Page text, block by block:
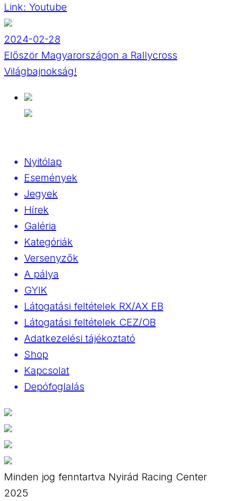
Link: Youtube
2024-02-28
Először Magyarországon a Rallycross
Világbajnokság!
Nyitólap
Események
Jegyek
Hírek
Galéria
Kategóriák
Versenyzők
A pálya
GYIK
Látogatási feltételek RX/AX EB
Látogatási feltételek CEZ/OB
Adatkezelési tájékoztató
Shop
Kapcsolat
Depófoglalás
Minden jog fenntartva Nyirád Racing Center
2025